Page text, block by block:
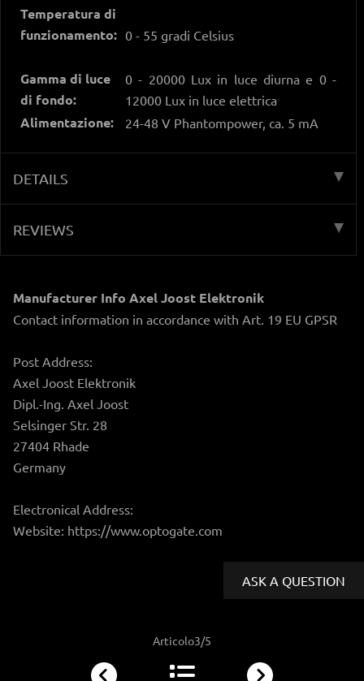
Temperatura di
funzionamento: 0 - 55 gradi Celsius
Gamma di luce
di fondo:
0 - 20000 Lux in luce diurna e 0 -
12000 Lux in luce elettrica
Alimentazione: 24-48 V Phantompower, ca. 5 mA
DETAILS
REVIEWS
Manufacturer Info Axel Joost Elektronik
Contact information in accordance with Art. 19 EU GPSR
Post Address:
Axel Joost Elektronik
Dipl.-Ing. Axel Joost
Selsinger Str. 28
27404 Rhade
Germany
Electronical Address:
Website: https://www.optogate.com
ASK A QUESTION
Articolo3/5